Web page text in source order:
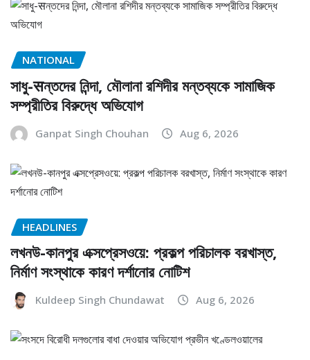
NATIONAL
সাধু-सন্তদের নিন্দা, মৌলানা রশিদীর মন্তব্যকে সামাজিক
সম্প্রীতির বিরুদ্ধে অভিযোগ
Ganpat Singh Chouhan Aug 6, 2026
HEADLINES
লখনউ-কানপুর এক্সপ্রেসওয়ে: প্রকল্প পরিচালক বরখাস্ত,
নির্মাণ সংস্থাকে কারণ দর্শানোর নোটিশ
Kuldeep Singh Chundawat Aug 6, 2026